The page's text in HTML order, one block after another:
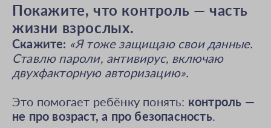
Покажите, что контроль — часть
жизни взрослых.
Скажите: «Я тоже защищаю свои данные.
Ставлю пароли, антивирус, включаю
двухфакторную авторизацию».
Это помогает ребёнку понять: контроль —
не про возраст, а про безопасность.